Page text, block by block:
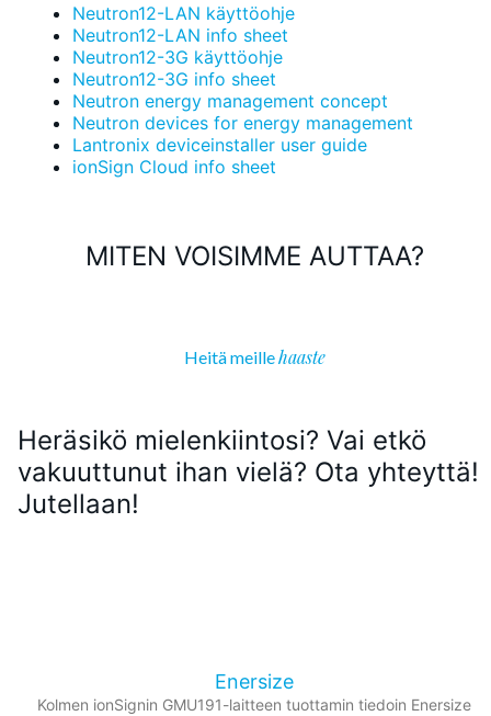
Neutron12-LAN käyttöohje
Neutron12-LAN info sheet
Neutron12-3G käyttöohje
Neutron12-3G info sheet
Neutron energy management concept
Neutron devices for energy management
Lantronix deviceinstaller user guide
ionSign Cloud info sheet
MITEN VOISIMME AUTTAA?
Heitä meillehaaste
Heräsikö mielenkiintosi? Vai etkö
vakuuttunut ihan vielä? Ota yhteyttä!
Jutellaan!
Enersize
Kolmen ionSignin GMU191-laitteen tuottamin tiedoin Enersize